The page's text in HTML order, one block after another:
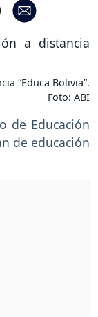
“Educa Bolivia”.
Foto: ABI
de Educación
de educación